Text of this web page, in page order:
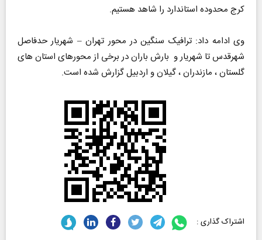
کرج محدوده استاندارد را شاهد هستیم.
وی ادامه داد: ترافیک سنگین در محور تهران – شهریار حدفاصل
شهرقدس تا شهریار و بارش باران در برخی از محورهای استان های
گلستان ، مازندران ، گیلان و اردبیل گزارش شده است.
اشتراک گذاری :